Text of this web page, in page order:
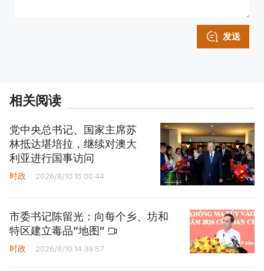
发送
相关阅读
党中央总书记、国家主席苏
林抵达堪培拉，继续对澳大
利亚进行国事访问
时政 2026/8/10 15:00:44
市委书记陈留光：向每个乡、坊和
特区建立毒品“地图”
时政 2026/8/10 14:39:57